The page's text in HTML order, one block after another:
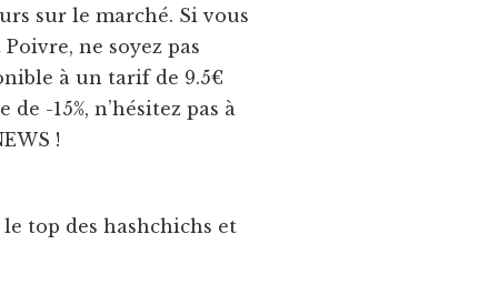
sur le marché. Si vous
ne soyez pas
à un tarif de 9.5€
-15%, n’hésitez pas à
!
top des hashchichs et